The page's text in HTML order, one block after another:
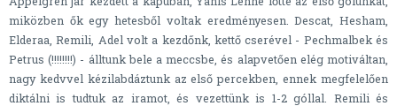
miközben ők egy hetesből voltak eredményesen. Descat, Hesham,
Elderaa, Remili, Adel volt a kezdőnk, kettő cserével - Pechmalbek és
Petrus (!!!!!!!!) - álltunk bele a meccsbe, és alapvetően elég motiváltan,
nagy kedvvel kézilabdáztunk az első percekben, ennek megfelelően
diktálni is tudtuk az iramot, és vezettünk is 1-2 góllal. Remili és